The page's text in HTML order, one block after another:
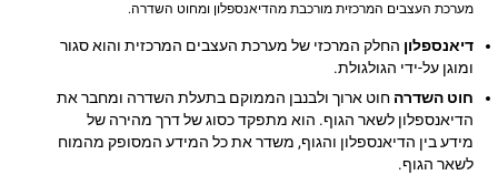
מערכת העצבים המרכזית מורכבת מהדיאנספלון ומחוט השדרה.
דיאנספלון החלק המרכזי של מערכת העצבים המרכזית והוא סגור
ומוגן על-ידי הגולגולת.
חוט השדרה חוט ארוך ולבנבן הממוקם בתעלת השדרה ומחבר את
הדיאנספלון לשאר הגוף. הוא מתפקד כסוג של דרך מהירה של
מידע בין הדיאנספלון והגוף, משדר את כל המידע המסופק מהמוח
לשאר הגוף.